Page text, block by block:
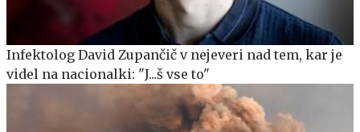
Infektolog David Zupančič v nejeveri nad tem, kar je
videl na nacionalki: "J...š vse to"